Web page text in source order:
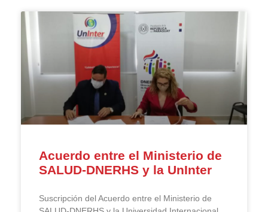
Acuerdo entre el Ministerio de
SALUD-DNERHS y la UnInter
Suscripción del Acuerdo entre el Ministerio de